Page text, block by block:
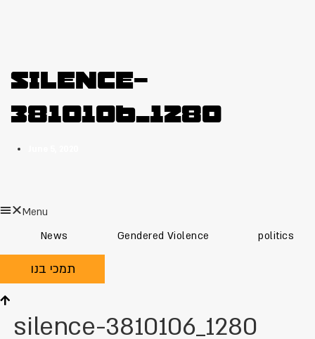
silence-
3810106_1280
Menu
News
Gendered Violence politics
תמכי בנו
silence-3810106_1280